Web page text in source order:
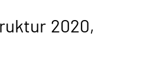
2020,